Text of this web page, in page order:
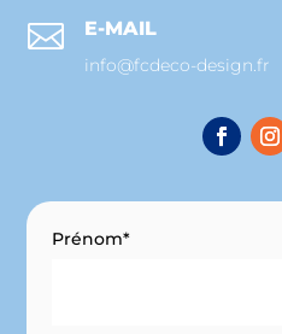
 E-MAIL
info@fcdeco-design.fr
Prénom*